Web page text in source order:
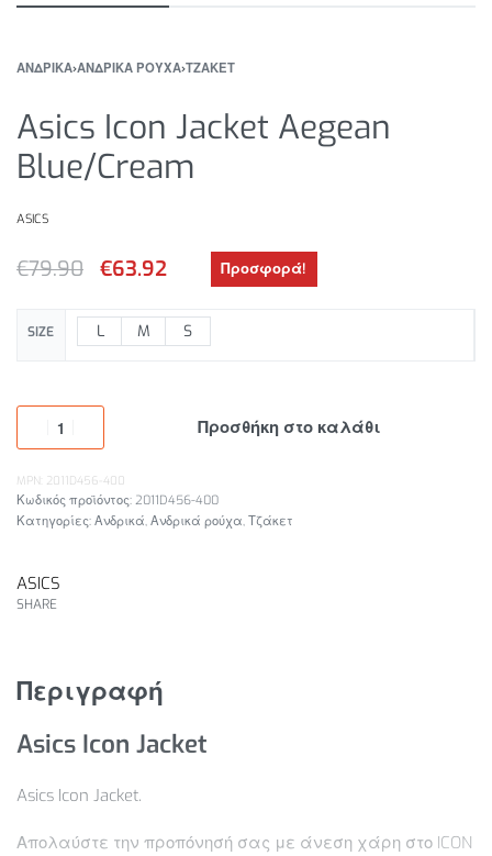
ΑΝΔΡΙΚΑ›ΑΝΔΡΙΚΑ ΡΟΥΧΑ›ΤΖΑΚΕΤ
Asics Icon Jacket Aegean
Blue/Cream
ASICS
€79.90 €63.92 Προσφορά!
SIZE L M S
Προσθήκη στο καλάθι
MPN: 2011D456-400
2011D456-400
Κατηγορίες: Ανδρικά, Ανδρικά ρούχα, Τζάκετ
ASICS
SHARE
Περιγραφή
Asics Icon Jacket
Asics Icon Jacket.
Απολαύστε την προπόνησή σας με άνεση χάρη στο ICON